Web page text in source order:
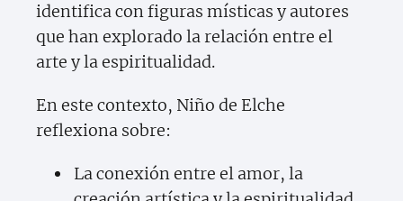
identifica con figuras místicas y autores
que han explorado la relación entre el
arte y la espiritualidad.
En este contexto, Niño de Elche
reflexiona sobre:
La conexión entre el amor, la